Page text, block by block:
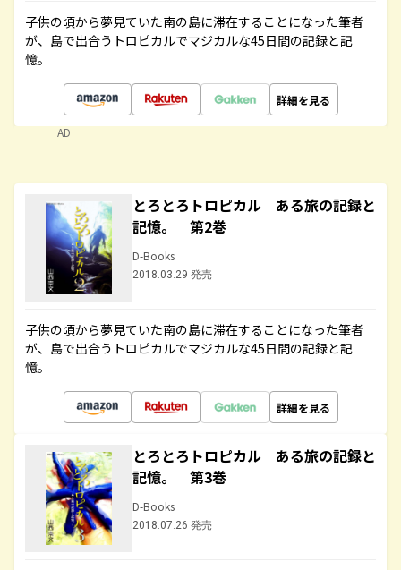
子供の頃から夢見ていた南の島に滞在することになった筆者
が、島で出合うトロピカルでマジカルな45日間の記録と記
憶。
詳細を見る
AD
とろとろトロピカル ある旅の記録と
記憶。 第2巻
D-Books
2018.03.29 発売
子供の頃から夢見ていた南の島に滞在することになった筆者
が、島で出合うトロピカルでマジカルな45日間の記録と記
憶。
詳細を見る
とろとろトロピカル ある旅の記録と
記憶。 第3巻
D-Books
2018.07.26 発売